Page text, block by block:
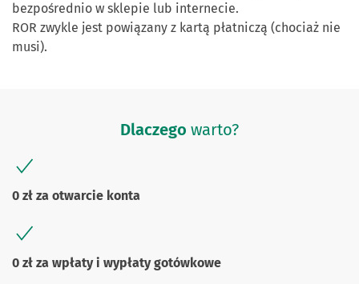
bezpośrednio w sklepie lub internecie.
ROR zwykle jest powiązany z kartą płatniczą (chociaż nie
musi).
Dlaczego warto?
0 zł za otwarcie konta
0 zł za wpłaty i wypłaty gotówkowe